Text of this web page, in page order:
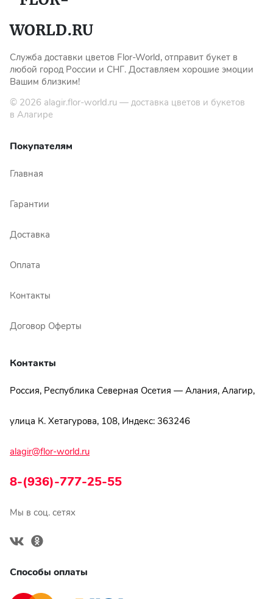
Служба доставки цветов Flor-World, отправит букет в
любой город России и СНГ. Доставляем хорошие эмоции
Вашим близким!
© 2026 alagir.flor-world.ru — доставка цветов и букетов
в Алагире
Покупателям
Главная
Гарантии
Доставка
Оплата
Контакты
Договор Оферты
Контакты
Россия, Республика Северная Осетия — Алания, Алагир,
улица К. Хетагурова, 108, Индекс: 363246
alagir@flor-world.ru
8-(936)-777-25-55
Мы в соц. сетях
Способы оплаты